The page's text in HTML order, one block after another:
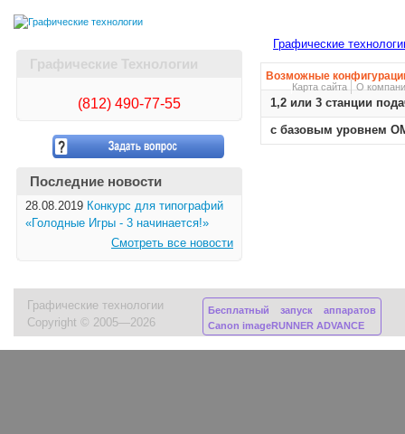
Карта сайта О
Графические Технологии
(812) 490-77-55
Последние новости
28.08.2019 Конкурс для типографий
«Голодные Игры - 3 начинается!»
Смотреть все новости
Графические
Возможные
1,2 или 3 станции
с базовым уровнем
Графические технологии
Copyright © 2005—2026
Бесплатный запуск аппаратов
Canon imageRUNNER ADVANCE